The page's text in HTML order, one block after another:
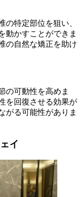
の特定部位を狙い、
動かすことができま
の自然な矯正を助け
の可動性を高めま
を回復させる効果が
がる可能性がありま
イ